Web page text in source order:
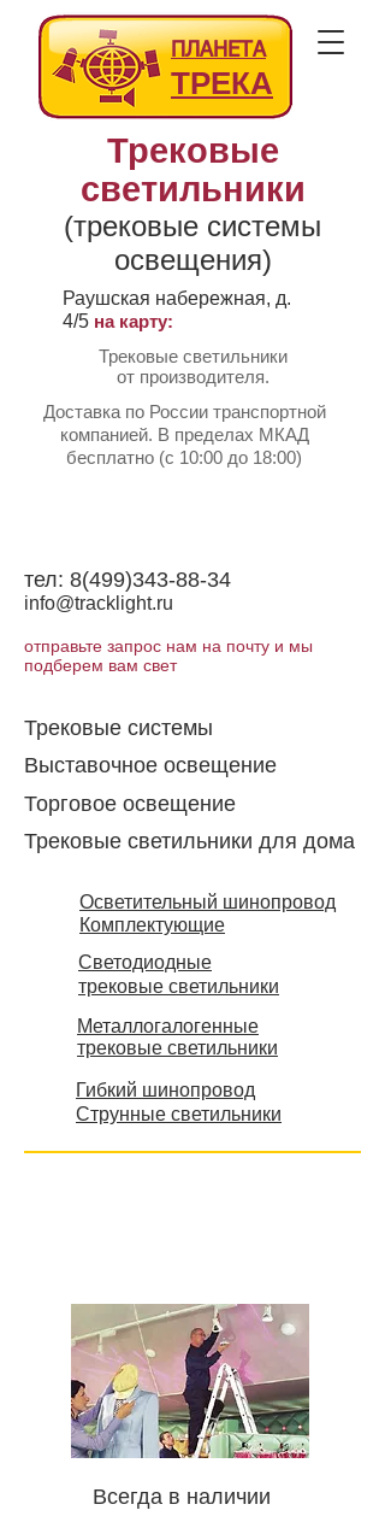
ПЛАНЕТА
ТРЕКА
Трековые
светильники
(трековые системы
освещения)
Раушская набережная, д.
4/5 на карту:
Трековые светильники
от производителя.
Доставка по России транспортной
компанией. В пределах МКАД
бесплатно (с 10:00 до 18:00)
тел: 8(499)343-88-34
info@tracklight.ru
отправьте запрос нам на почту и мы
подберем вам свет
Трековые системы
Выставочное освещение
Торговое освещение​
Трековые светильники для дома
Осветительный шинопровод
Комплектующие
Светодиодные
трековые светильники
Металлогалогенные
трековые светильники
Гибкий шинопровод
Струнные светильники
Всегда в наличии